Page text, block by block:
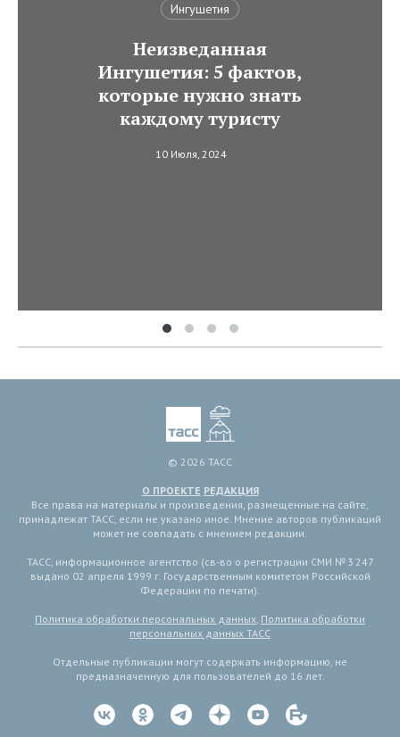
Ингушетия
Неизведанная
Ингушетия: 5 фактов,
которые нужно знать
каждому туристу
10 Июля, 2024
© 2026 ТАСС
О ПРОЕКТЕ РЕДАКЦИЯ
Все права на материалы и произведения, размещенные на сайте,
принадлежат ТАСС, если не указано иное. Мнение авторов публикаций
может не совпадать с мнением редакции.
ТАСС, информационное агентство (св-во о регистрации СМИ № 3 247
выдано 02 апреля 1999 г. Государственным комитетом Российской
Федерации по печати).
Политика обработки персональных данных, Политика обработки
персональных данных ТАСС
Отдельные публикации могут содержать информацию, не
предназначенную для пользователей до 16 лет.